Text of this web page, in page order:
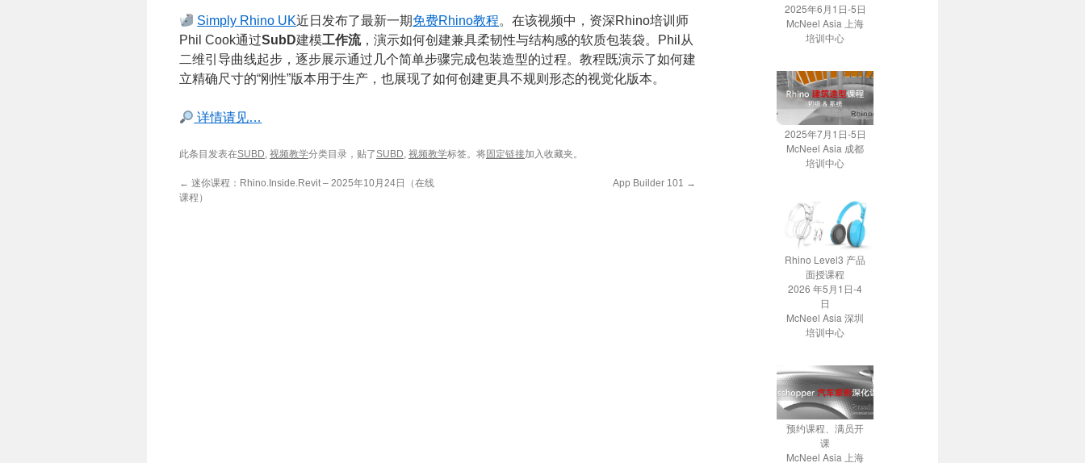
Simply Rhino UK近日发布了最新一期免费Rhino教程。在该视频中，资深Rhino培训师
Phil Cook通过SubD建模工作流，演示如何创建兼具柔韧性与结构感的软质包装袋。Phil从
二维引导曲线起步，逐步展示通过几个简单步骤完成包装造型的过程。教程既演示了如何建
立精确尺寸的“刚性”版本用于生产，也展现了如何创建更具不规则形态的视觉化版本。
详情请见…
此条目发表在SUBD, 视频教学分类目录，贴了SUBD, 视频教学标签。将固定链接加入收藏夹。
← 迷你课程：Rhino.Inside.Revit – 2025年10月24日（在线
课程）
App Builder 101 →
2025年6月1日-5日
McNeel Asia 上海
培训中心
2025年7月1日-5日
McNeel Asia 成都
培训中心
Rhino Level3 产品
面授课程
2026 年5月1日-4
日
McNeel Asia 深圳
培训中心
预约课程、满员开
课
McNeel Asia 上海